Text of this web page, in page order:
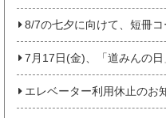
8/7の七夕に向けて、短冊コ
7月17日(金)、「道みんの
エレベーター利用休止のお